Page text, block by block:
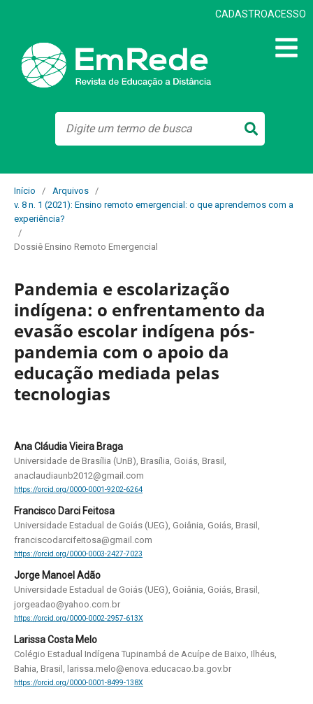
CADASTROACESSO
Início / Arquivos
/
v. 8 n. 1 (2021): Ensino remoto emergencial: o que aprendemos com a
experiência?
/
Dossiê Ensino Remoto Emergencial
Pandemia e escolarização
indígena: o enfrentamento da
evasão escolar indígena pós-
pandemia com o apoio da
educação mediada pelas
tecnologias
Ana Cláudia Vieira Braga
Universidade de Brasília (UnB), Brasília, Goiás, Brasil,
anaclaudiaunb2012@gmail.com
https://orcid.org/0000-0001-9202-6264
Francisco Darci Feitosa
Universidade Estadual de Goiás (UEG), Goiânia, Goiás, Brasil,
franciscodarcifeitosa@gmail.com
https://orcid.org/0000-0003-2427-7023
Jorge Manoel Adão
Universidade Estadual de Goiás (UEG), Goiânia, Goiás, Brasil,
jorgeadao@yahoo.com.br
https://orcid.org/0000-0002-2957-613X
Larissa Costa Melo
Colégio Estadual Indígena Tupinambá de Acuípe de Baixo, Ilhéus,
Bahia, Brasil, larissa.melo@enova.educacao.ba.gov.br
https://orcid.org/0000-0001-8499-138X